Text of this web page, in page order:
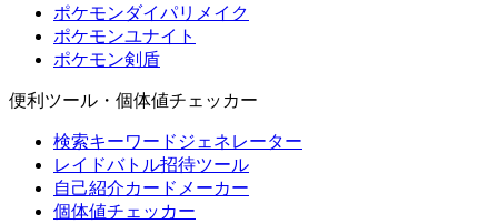
ポケモンダイパリメイク
ポケモンユナイト
ポケモン剣盾
便利ツール・個体値チェッカー
検索キーワードジェネレーター
レイドバトル招待ツール
自己紹介カードメーカー
個体値チェッカー